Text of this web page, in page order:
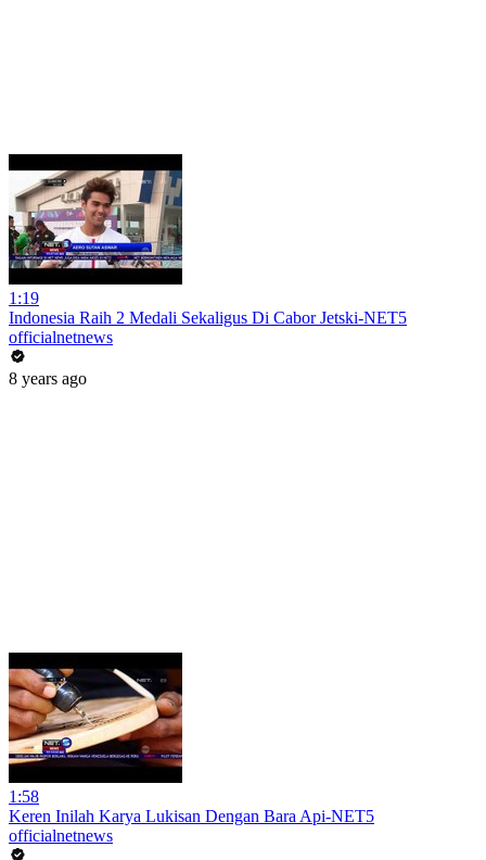
1:19
Indonesia Raih 2 Medali Sekaligus Di Cabor Jetski-NET5
officialnetnews
8 years ago
1:58
Keren Inilah Karya Lukisan Dengan Bara Api-NET5
officialnetnews